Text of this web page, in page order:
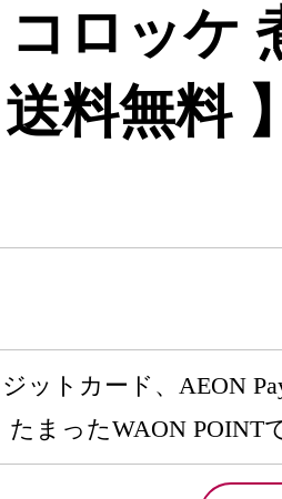
ロッケ
料無料 】
ットカード、AEON
たまったWAON POINT